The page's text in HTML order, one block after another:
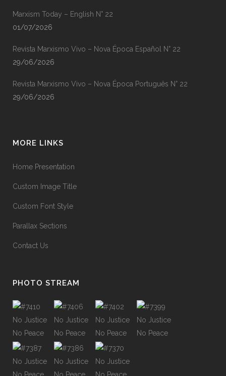
Marxism Today – English N° 22
01/07/2026
Revista Marxismo Vivo – Nova Época Español N° 22
29/06/2026
Revista Marxismo Vivo – Nova Época Português N° 22
29/06/2026
MORE LINKS
Home Presentation
Custom Image Title
Custom Font Style
Parallax Sections
Contact Us
PHOTO STREAM